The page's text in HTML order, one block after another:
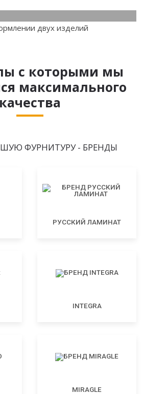
с которыми мы
максимального
качества
ФУРНИТУРУ - БРЕНДЫ
РУССКИЙ ЛАМИНАТ
INTEGRA
MIRAGLE